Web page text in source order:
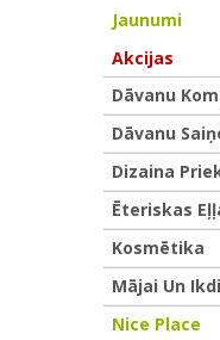
Jaunumi
Akcijas
Dāvanu
Dāvanu
Dizaina
Ēteriskas
Kosmētika
Mājai Un
Nice Place